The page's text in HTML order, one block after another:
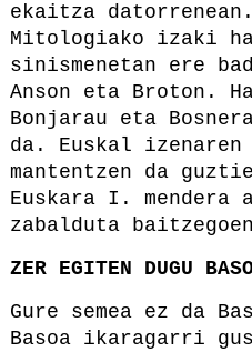
ekaitza datorrenean.
Mitologiako izaki
sinismenetan ere
Anson eta Broton.
Bonjarau eta
da. Euskal
mantentzen da
Euskara I.
zabalduta
ZER EGITEN DUGU
Gure semea ez da
Basoa ikaragarri